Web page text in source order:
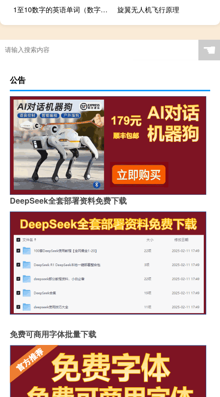
1至10数字的英语单词（数字的英语单词）
旋翼无人机飞行原理
☚
公告
DeepSeek全套部署资料免费下载
免费可商用字体批量下载